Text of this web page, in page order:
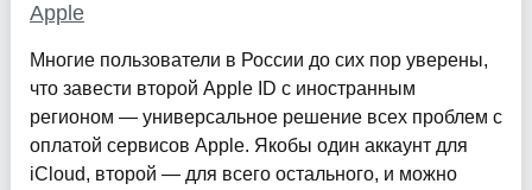
Apple
Многие пользователи в России до сих пор уверены,
что завести второй Apple ID с иностранным
регионом — универсальное решение всех проблем с
оплатой сервисов Apple. Якобы один аккаунт для
iCloud, второй — для всего остального, и можно